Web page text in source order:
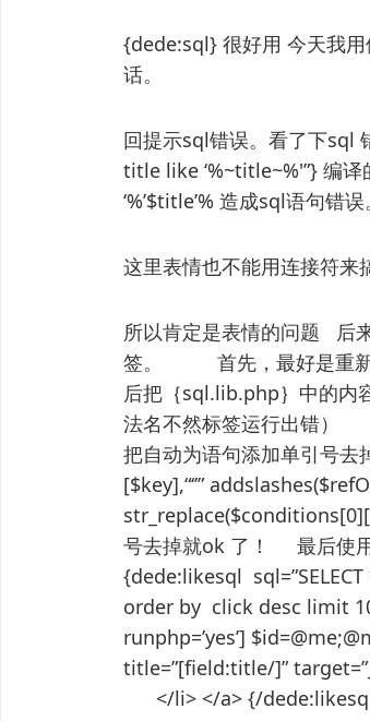
{dede:sql} 很好用 今天我
话。
回提示sql错误。看了下sql
title like ‘%~title~%'”} 编
‘%’$title’% 造成sql语句错
这里表情也不能用连接符来
所以肯定是表情的问题 后
签。 首先，最好是重新
后把｛sql.lib.php｝中的内
法名不然标签运行出错）
把自动为语句添加单引号
[$key],“‘’”
号去掉就ok 了！ 最后使
{dede:likesql sql=”SELECT
order by click desc
runphp=’yes’]
title=”[field:title/]”
</li> </a> {/